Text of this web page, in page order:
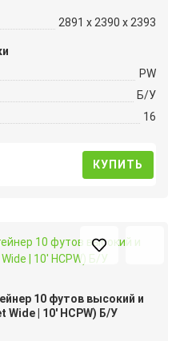
2891 x 2390 x 2393
PW
Б/У
16
КУПИТЬ
10 футов высокий и
Wide | 10′ HCPW) Б/У